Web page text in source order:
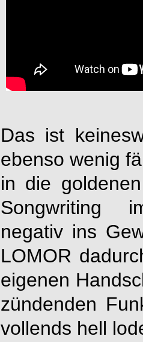
Das ist
ebenso wenig
in die
Songwriting
negativ ins
LOMOR
eigenen
zündenden
vollends hell